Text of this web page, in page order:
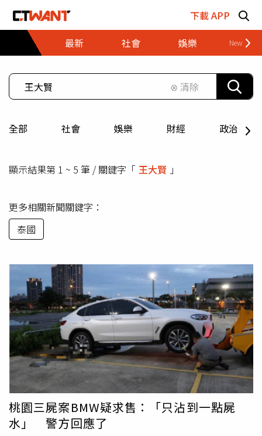
下載 APP
最新
社會 娛樂 財經
⊗ 清除
全部 社會 娛樂 財經 政治
顯示結果第 1 ~ 5 筆 / 關鍵字「 王大賢 」
更多相關新聞關鍵字：
泰國
桃園三屍案BMW疑求售：「只沾到一點屍
水」 警方回應了